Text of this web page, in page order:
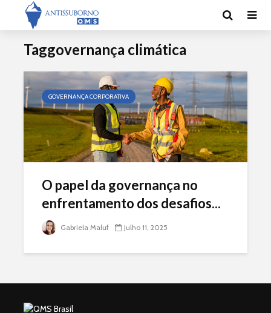
Taggovernança climática
GOVERNANÇA CORPORATIVA
O papel da governança no
enfrentamento dos desafios...
Gabriela Maluf Julho 11, 2025